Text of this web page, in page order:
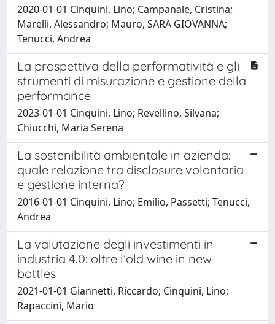
2020-01-01 Cinquini, Lino; Campanale, Cristina;
Marelli, Alessandro; Mauro, SARA GIOVANNA;
Tenucci, Andrea
La prospettiva della performatività e gli
strumenti di misurazione e gestione della
performance
2023-01-01 Cinquini, Lino; Revellino, Silvana;
Chiucchi, Maria Serena
La sostenibilità ambientale in azienda:
quale relazione tra disclosure volontaria
e gestione interna?
2016-01-01 Cinquini, Lino; Emilio, Passetti; Tenucci,
Andrea
La valutazione degli investimenti in
industria 4.0: oltre l’old wine in new
bottles
2021-01-01 Giannetti, Riccardo; Cinquini, Lino;
Rapaccini, Mario